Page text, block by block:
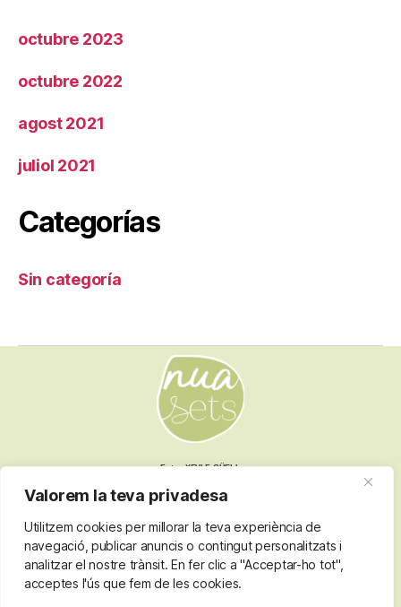
Valorem la teva privadesa
Utilitzem cookies per millorar la teva experiència de
navegació, publicar anuncis o contingut personalitzats i
analitzar el nostre trànsit. En fer clic a "Acceptar-ho tot",
acceptes l'ús que fem de les cookies.
octubre 2023
octubre 2022
agost 2021
juliol 2021
Categorías
Sin categoría
Fotos XEVI F GÜELL
Termes i condicions
Política de privacitat
Política de cookies